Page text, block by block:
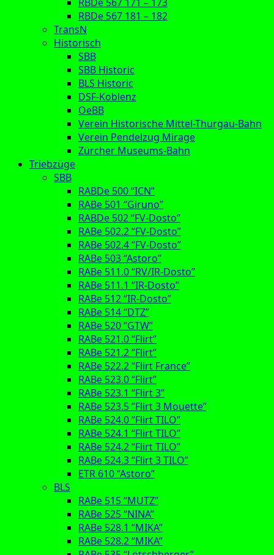
RBDe 567 181 – 182
TransN
Historisch
SBB
SBB Historic
BLS Historic
DSF-Koblenz
OeBB
Verein Historische Mittel-Thurgau-Bahn
Verein Pendelzug Mirage
Zürcher Museums-Bahn
Triebzüge
SBB
RABDe 500 “ICN”
RABe 501 “Giruno”
RABDe 502 “FV-Dosto”
RABe 502.2 “FV-Dosto”
RABe 502.4 “FV-Dosto”
RABe 503 “Astoro”
RABe 511.0 “RV/IR-Dosto”
RABe 511.1 “IR-Dosto”
RABe 512 “IR-Dosto”
RABe 514 “DTZ”
RABe 520 “GTW”
RABe 521.0 “Flirt”
RABe 521.2 “Flirt”
RABe 522.2 “Flirt France”
RABe 523.0 “Flirt”
RABe 523.1 “Flirt 3”
RABe 523.5 “Flirt 3 Mouette”
RABe 524.0 “Flirt TILO”
RABe 524.1 “Flirt TILO”
RABe 524.2 “Flirt TILO”
RABe 524.3 “Flirt 3 TILO”
ETR 610 “Astoro”
BLS
RABe 515 “MUTZ”
RABe 525 “NINA”
RABe 528.1 “MIKA”
RABe 528.2 “MIKA”